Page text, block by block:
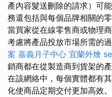
產內容髮送刪除的請求）可
務還包括與每個品牌相關的零
當買家從在線零售商或物理
考慮將產品投放市場所需的過
案 嘉義月子中心 宜蘭外燴
銷商都在從製造商到貨架的
在該網絡中，每個實體都有
化使商品定期交付更加高效